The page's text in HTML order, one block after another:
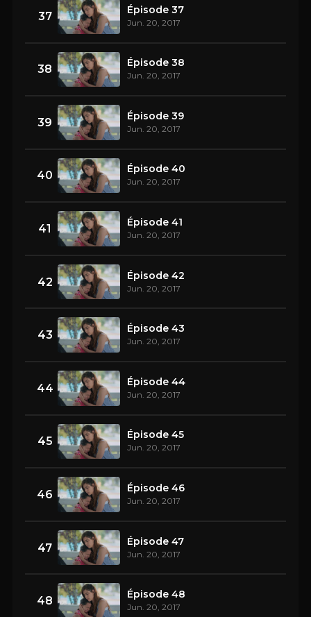
37 Épisode 37
Jun. 20, 2017
38 Épisode 38
Jun. 20, 2017
39 Épisode 39
Jun. 20, 2017
40 Épisode 40
Jun. 20, 2017
41 Épisode 41
Jun. 20, 2017
42 Épisode 42
Jun. 20, 2017
43 Épisode 43
Jun. 20, 2017
44 Épisode 44
Jun. 20, 2017
45 Épisode 45
Jun. 20, 2017
46 Épisode 46
Jun. 20, 2017
47 Épisode 47
Jun. 20, 2017
48 Épisode 48
Jun. 20, 2017